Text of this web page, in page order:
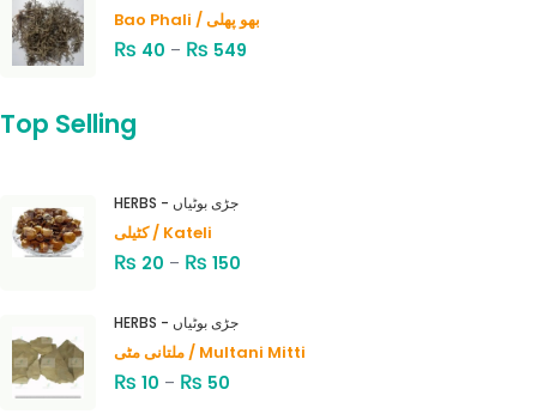
Bao Phali / بھو پھلی
₨ 40 – ₨ 549
Top Selling
HERBS - جڑی بوٹیاں
کٹیلی / Kateli
₨ 20 – ₨ 150
HERBS - جڑی بوٹیاں
ملتانی مٹی / Multani Mitti
₨ 10 – ₨ 50